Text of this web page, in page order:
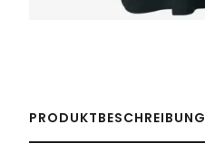
PRODUKTBESCHREIBUNG